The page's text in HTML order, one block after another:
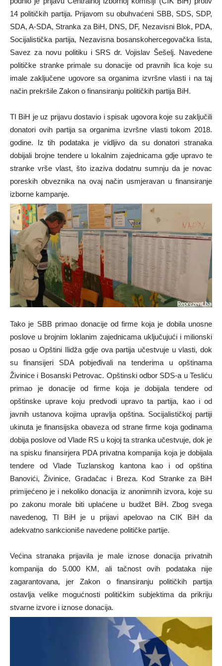
14 političkih partija. Prijavom su obuhvaćeni SBB, SDS, SDP,
SDA, A-SDA, Stranka za BiH, DNS, DF, Nezavisni Blok, PDA,
Socijalistička partija, Nezavisna bosanskohercegovačka lista,
Savez za novu politiku i SRS dr. Vojislav Šešelj. Navedene
političke stranke primale su donacije od pravnih lica koje su
imale zaključene ugovore sa organima izvršne vlasti i na taj
način prekršile Zakon o finansiranju političkih partija BiH.
TI BiH je uz prijavu dostavio i spisak ugovora koje su zaključili
donatori ovih partija sa organima izvršne vlasti tokom 2018.
godine. Iz tih podataka je vidljivo da su donatori stranaka
dobijali brojne tendere u lokalnim zajednicama gdje upravo te
stranke vrše vlast, što izaziva dodatnu sumnju da je novac
poreskih obveznika na ovaj način usmjeravan u finansiranje
izborne kampanje.
Tako je SBB primao donacije od firme koja je dobila unosne
poslove u brojnim loklanim zajednicama uključujući i milionski
posao u Opštini Ilidža gdje ova partija učestvuje u vlasti, dok
su finansijeri SDA pobjeđivali na tenderima u opštinama
Živinice i Bosanski Petrovac. Opštinski odbor SDS-a u Tesliću
primao je donacije od firme koja je dobijala tendere od
opštinske uprave koju predvodi upravo ta partija, kao i od
javnih ustanova kojima upravlja opština. Socijalističkoj partiji
ukinuta je finansijska obaveza od strane firme koja godinama
dobija poslove od Vlade RS u kojoj ta stranka učestvuje, dok je
na spisku finansirjera PDA privatna kompanija koja je dobijala
tendere od Vlade Tuzlanskog kantona kao i od opština
Banovići, Živinice, Gradačac i Breza. Kod Stranke za BiH
primijećeno je i nekoliko donacija iz anonimnih izvora, koje su
po zakonu morale biti uplaćene u budžet BiH. Zbog svega
navedenog, TI BiH je u prijavi apelovao na CIK BiH da
adekvatno sankcioniše navedene političke partije.
Većina stranaka prijavila je male iznose donacija privatnih
kompanija do 5.000 KM, ali tačnost ovih podataka nije
zagarantovana, jer Zakon o finansiranju političkih partija
ostavlja velike mogućnosti političkim subjektima da prikriju
stvarne izvore i iznose donacija.